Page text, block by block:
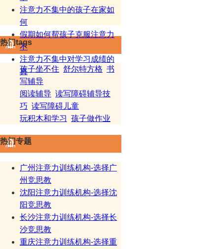
注意力不集中的孩子在家如
何
假期如何帮孩子克服注意力
不
注意力不集中对学习成绩的
真
热门tags
孩子坐不住 舒尔特方格 书
写辅导
阅读辅导 读写障碍辅导技
巧 读写障碍儿童
玩积木和学习 孩子做作业
热门专题
广州注意力训练机构-选择广
州竞思教
沈阳注意力训练机构-选择沈
阳竞思教
长沙注意力训练机构-选择长
沙竞思教
重庆注意力训练机构-选择重